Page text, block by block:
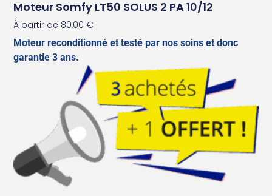
Moteur Somfy LT50 SOLUS 2 PA 10/12
À partir de 80,00€
Moteur reconditionné et testé par nos soins et donc
garantie 3 ans.